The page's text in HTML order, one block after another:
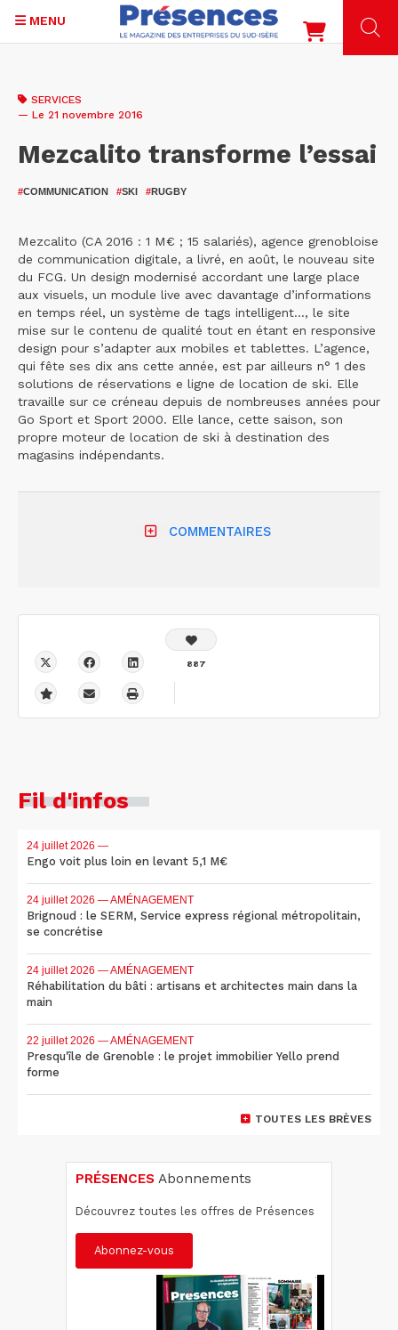
contenu
MENU
SERVICES
— Le 21 novembre 2016
Mezcalito transforme l’essai
#COMMUNICATION #SKI #RUGBY
Mezcalito (CA 2016 : 1 M€ ; 15 salariés), agence grenobloise
de communication digitale, a livré, en août, le nouveau site
du FCG. Un design modernisé accordant une large place
aux visuels, un module live avec davantage d’informations
en temps réel, un système de tags intelligent..., le site
mise sur le contenu de qualité tout en étant en responsive
design pour s’adapter aux mobiles et tablettes. L’agence,
qui fête ses dix ans cette année, est par ailleurs n° 1 des
solutions de réservations e ligne de location de ski. Elle
travaille sur ce créneau depuis de nombreuses années pour
Go Sport et Sport 2000. Elle lance, cette saison, son
propre moteur de location de ski à destination des
magasins indépendants.
COMMENTAIRES
887
Fil d'infos
24 juillet 2026 —
Engo voit plus loin en levant 5,1 M€
24 juillet 2026 — AMÉNAGEMENT
Brignoud : le SERM, Service express régional métropolitain,
se concrétise
24 juillet 2026 — AMÉNAGEMENT
Réhabilitation du bâti : artisans et architectes main dans la
main
22 juillet 2026 — AMÉNAGEMENT
Presqu'île de Grenoble : le projet immobilier Yello prend
forme
TOUTES LES BRÈVES
PRÉSENCES Abonnements
Découvrez toutes les offres de Présences
Abonnez-vous